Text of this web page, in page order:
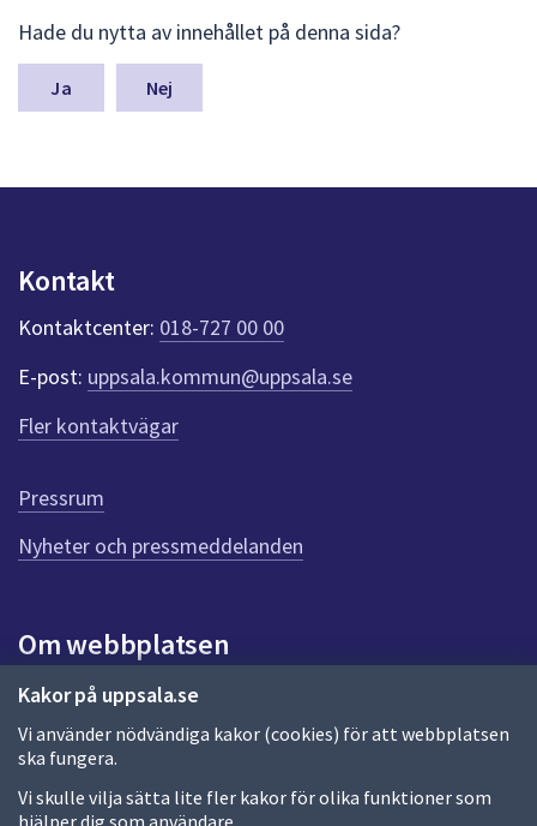
Kakor på uppsala.se
Vi använder nödvändiga kakor (cookies) för att webbplatsen
ska fungera.
Vi skulle vilja sätta lite fler kakor för olika funktioner som
hjälper dig som användare.
ä
m
a
n
k
t
e
r
f
ö
r
e
n
n
a
d
a
Hade du nytta av innehållet på denna sida?
Nej
Kontakt
Kontaktcenter: 018-727 00 00
E-post: uppsala.kommun@uppsala.se
Fler kontaktvägar
Pressrum
Nyheter och pressmeddelanden
Om webbplatsen
Om webbplatsen
Allmänna handlingar och diarium
Behandling av personuppgifter